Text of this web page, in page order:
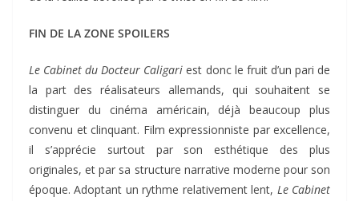
FIN DE LA ZONE SPOILERS
Le Cabinet du Docteur Caligari est donc le fruit d’un pari de
la part des réalisateurs allemands, qui souhaitent se
distinguer du cinéma américain, déjà beaucoup plus
convenu et clinquant. Film expressionniste par excellence,
il s’apprécie surtout par son esthétique des plus
originales, et par sa structure narrative moderne pour son
époque. Adoptant un rythme relativement lent, Le Cabinet